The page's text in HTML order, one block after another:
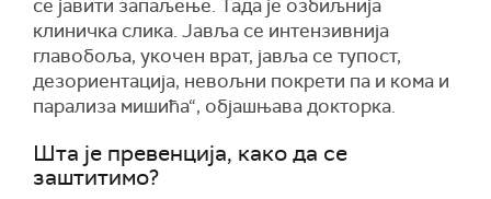
се јавити запаљење. Тада је озбиљнија
клиничка слика. Јавља се интензивнија
главобоља, укочен врат, јавља се тупост,
дезориентација, невољни покрети па и кома и
парализа мишића“, објашњава докторка.
Шта је превенција, како да се
заштитимо?